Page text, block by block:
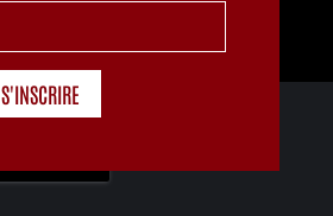
S'INSCRIRE